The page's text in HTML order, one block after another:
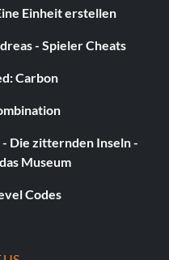
Einheit erstellen
- Spieler Cheats
Carbon
Die zitternden Inseln -
Museum
Codes